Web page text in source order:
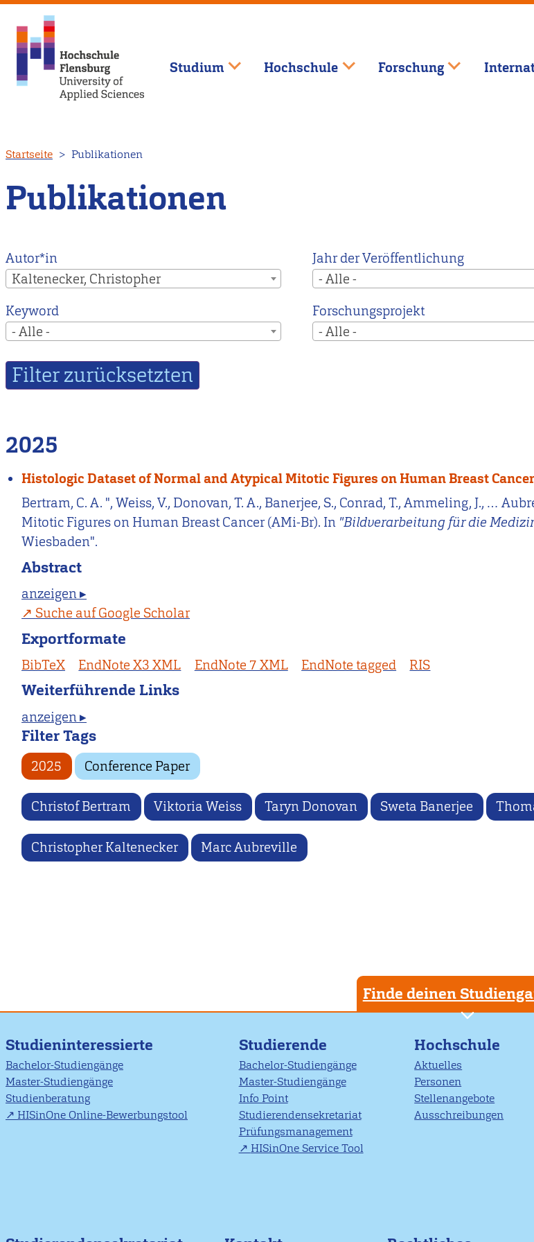
zum
Inhalt
Studium Hochschule Forschung
Startseite Publikationen
Publikationen
Autor*in
Kaltenecker, Christopher
Jahr der Veröffentlichung
- Alle -
Keyword
- Alle -
Forschungsprojekt
- Alle -
2025
Histologic Dataset of Normal and Atypical Mitotic Figures on Human Breast
Bertram, C. A. ", Weiss, V., Donovan, T. A., Banerjee, S., Conrad, T., Ammeling, J., …
Mitotic Figures on Human Breast Cancer (AMi-Br). In "Bildverarbeitung für die
Wiesbaden".
Abstract
anzeigen ▸
Suche auf Google Scholar
Exportformate
BibTeX EndNote X3 XML EndNote 7 XML EndNote tagged RIS
Weiterführende Links
anzeigen ▸
Filter Tags
2025 Conference Paper
Christof Bertram Viktoria Weiss Taryn Donovan Sweta Banerjee
Christopher Kaltenecker Marc Aubreville
Finde deinen
Studieninteressierte
Bachelor-Studiengänge
Master-Studiengänge
Studienberatung
HISinOne Online-Bewerbungstool
Studierende
Bachelor-Studiengänge
Master-Studiengänge
Info Point
Studierendensekretariat
Prüfungsmanagement
HISinOne Service Tool
Hochschule
Aktuelles
Personen
Stellenangebote
Ausschreibungen